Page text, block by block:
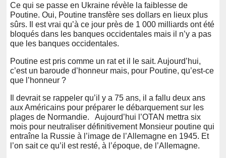
Ce qui se passe en Ukraine révèle la faiblesse de
Poutine. Oui, Poutine transfère ses dollars en lieux plus
sûrs. Il est vrai qu’à ce jour près de 1 000 milliards ont été
bloqués dans les banques occidentales mais il n’y a pas
que les banques occidentales.
Poutine est pris comme un rat et il le sait. Aujourd’hui,
c’est un baroude d’honneur mais, pour Poutine, qu’est-ce
que l’honneur ?
l devrait se rappeler qu’il y a 75 ans, il a fallu deux ans
aux Américains pour préparer le débarquement sur les
plages de Normandie.
Aujourd’hui l’OTAN mettra six
mois pour neutraliser définitivement Monsieur poutine qui
entraîne la Russie à l’image de l’Allemagne en 1945. Et
l’on sait ce qu’il est resté, à l’époque, de l’Allemagne.